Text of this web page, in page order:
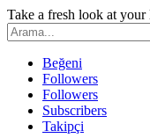
Take a fresh look at your
Beğeni
Followers
Followers
Subscribers
Takipçi